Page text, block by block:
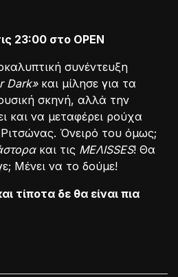
23:00 στο OPEN
συνέντευξη
Dark»και μίλησε για τα
σκηνή, αλλά την
και να μεταφέρει ρούχα
Όνειρό του όμως;
και τις MEΛISSES! Θα
Mένει να το δούμε!
τίποτα δε θα είναι πια